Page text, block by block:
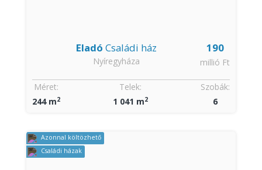
190
millió Ft
Eladó Családi ház
Nyíregyháza
Szobák:
6
Méret:
244 m2
Telek:
1 041 m2
Azonnal költözhető
Családi házak